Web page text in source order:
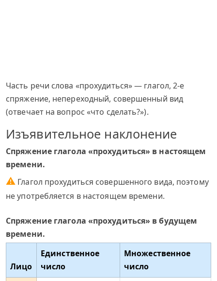
Часть речи слова «прохудиться» — глагол, 2-е
спряжение, непереходный, совершенный вид
(отвечает на вопрос «что сделать?»).
Изъявительное наклонение
Спряжение глагола «прохудиться» в настоящем
времени.
⚠ Глагол прохудиться совершенного вида, поэтому
не употребляется в настоящем времени.
Спряжение глагола «прохудиться» в будущем
времени.
Лицо
Единственное
число
Множественное
число